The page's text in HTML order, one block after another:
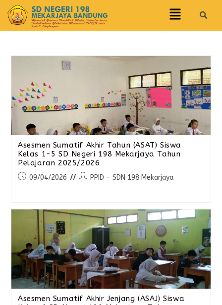
Asesmen Sumatif Akhir Tahun (ASAT) Siswa
Kelas 1-5 SD Negeri 198 Mekarjaya Tahun
Pelajaran 2025/2026
09/04/2026 PPID - SDN 198 Mekarjaya
Asesmen Sumatif Akhir Jenjang (ASAJ) Siswa